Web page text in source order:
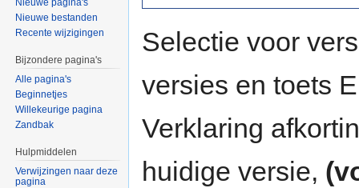
Selectie voor
versies en toets
Verklaring
huidige versie,
Nieuwe pagina's
Nieuwe bestanden
Recente wijzigingen
Bijzondere pagina's
Alle pagina's
Beginnetjes
Willekeurige pagina
Zandbak
Hulpmiddelen
Verwijzingen naar deze
pagina